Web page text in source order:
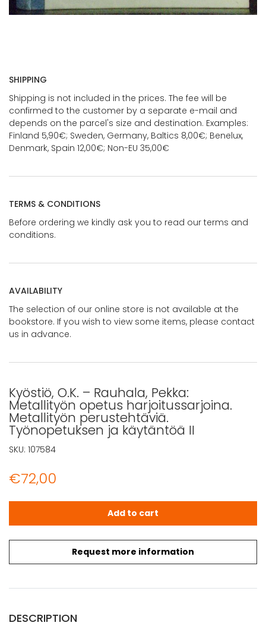
SHIPPING
Shipping is not included in the prices. The fee will be
confirmed to the customer by a separate e-mail and
depends on the parcel's size and destination. Examples:
Finland 5,90€; Sweden, Germany, Baltics 8,00€; Benelux,
Denmark, Spain 12,00€; Non-EU 35,00€
TERMS & CONDITIONS
Before ordering we kindly ask you to read our terms and
conditions.
AVAILABILITY
The selection of our online store is not available at the
bookstore. If you wish to view some items, please contact
us in advance.
Kyöstiö, O.K. – Rauhala, Pekka:
Metallityön opetus harjoitussarjoina.
Metallityön perustehtäviä.
Työnopetuksen ja käytäntöä II
€72,00
Request more information
Kyöstiö, O.K. - Rauhala, Pekka: Metallityön opetus
Add to cart
SKU: 107584
DESCRIPTION